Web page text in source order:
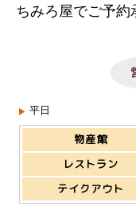
ちみろ屋でご予約
平日
物産館
レストラン
テイクアウト